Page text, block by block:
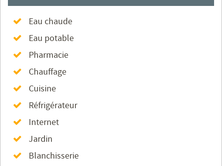
Eau chaude
Eau potable
Pharmacie
Chauffage
Cuisine
Réfrigérateur
Internet
Jardin
Blanchisserie